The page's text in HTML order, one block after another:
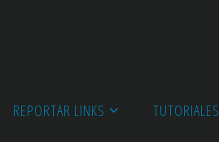
REPORTAR LINKS TUTORIALES